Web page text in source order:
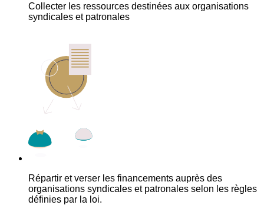
Collecter les ressources destinées aux organisations
syndicales et patronales
Répartir et verser les financements auprès des
organisations syndicales et patronales selon les règles
définies par la loi.